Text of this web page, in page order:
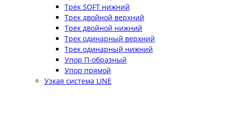
Трек SOFT нижний
Трек двойной верхний
Трек двойной нижний
Трек одинарный верхний
Трек одинарный нижний
Упор П-образный
Упор прямой
Узкая система LINE